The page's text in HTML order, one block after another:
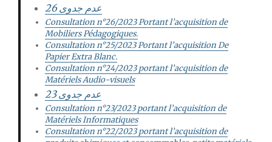
26عدم جدوى
Consultation n°26/2023 Portant l’acquisition de
Mobiliers Pédagogiques.
Consultation n°25/2023 Portant l’acquisition De
Papier Extra Blanc.
Consultation n°24/2023 portant l’acquisition de
Matériels Audio-visuels
عدم جدوى 23
Consultation n°23/2023 portant l’acquisition de
Matériels Informatiques
Consultation n°22/2023 portant l’acquisition de